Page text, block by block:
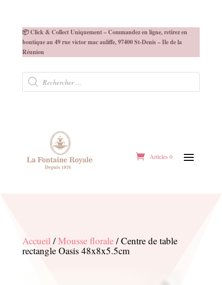
📦 Click & Collect Uniquement – Commandez en ligne, retirez en
boutique au 49 rue victor mac auliffe, 97400 St-Denis – Ile de la
Réunion
Recherche
produits
Articles 0
Accueil/Mousse florale/ Centre de table
rectangle Oasis 48x8x5.5cm